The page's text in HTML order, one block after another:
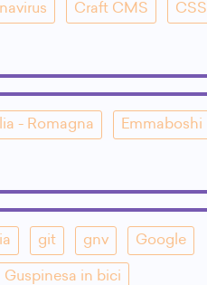
Craft CMS CSS
- Romagna Emmaboshi
git gnv Google
Guspinesa in bici